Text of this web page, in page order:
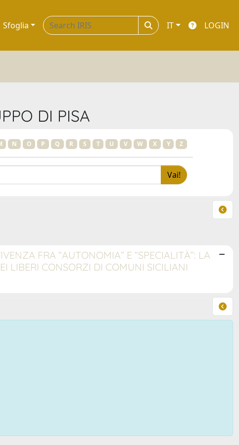
Sfoglia IT LOGIN
DI PISA
N O P Q R S T U V W X Y Z
FRA “AUTONOMIA” E “SPECIALITÀ”: LA
LIBERI CONSORZI DI COMUNI SICILIANI